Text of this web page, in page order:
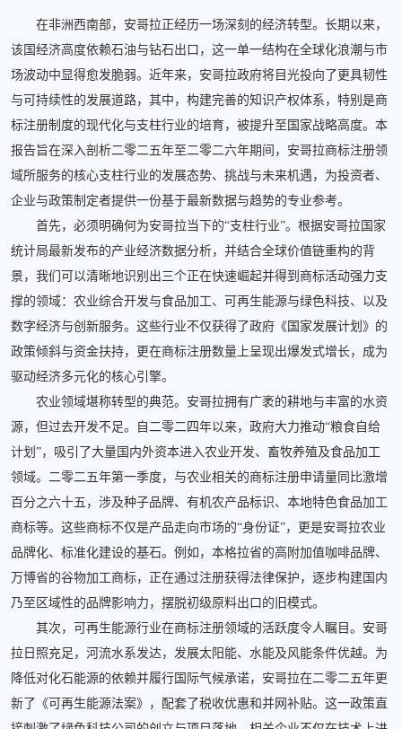
在非洲西南部，安哥拉正经历一场深刻的经济转型。长期以来，
该国经济高度依赖石油与钻石出口，这一单一结构在全球化浪潮与市
场波动中显得愈发脆弱。近年来，安哥拉政府将目光投向了更具韧性
与可持续性的发展道路，其中，构建完善的知识产权体系，特别是商
标注册制度的现代化与支柱行业的培育，被提升至国家战略高度。本
报告旨在深入剖析二零二五年至二零二六年期间，安哥拉商标注册领
域所服务的核心支柱行业的发展态势、挑战与未来机遇，为投资者、
企业与政策制定者提供一份基于最新数据与趋势的专业参考。
首先，必须明确何为安哥拉当下的“支柱行业”。根据安哥拉国家
统计局最新发布的产业经济数据分析，并结合全球价值链重构的背
景，我们可以清晰地识别出三个正在快速崛起并得到商标活动强力支
撑的领域：农业综合开发与食品加工、可再生能源与绿色科技、以及
数字经济与创新服务。这些行业不仅获得了政府《国家发展计划》的
政策倾斜与资金扶持，更在商标注册数量上呈现出爆发式增长，成为
驱动经济多元化的核心引擎。
农业领域堪称转型的典范。安哥拉拥有广袤的耕地与丰富的水资
源，但过去开发不足。自二零二四年以来，政府大力推动“粮食自给
计划”，吸引了大量国内外资本进入农业开发、畜牧养殖及食品加工
领域。二零二五年第一季度，与农业相关的商标注册申请量同比激增
百分之六十五，涉及种子品牌、有机农产品标识、本地特色食品加工
商标等。这些商标不仅是产品走向市场的“身份证”，更是安哥拉农业
品牌化、标准化建设的基石。例如，本格拉省的高附加值咖啡品牌、
万博省的谷物加工商标，正在通过注册获得法律保护，逐步构建国内
乃至区域性的品牌影响力，摆脱初级原料出口的旧模式。
其次，可再生能源行业在商标注册领域的活跃度令人瞩目。安哥
拉日照充足，河流水系发达，发展太阳能、水能及风能条件优越。为
降低对化石能源的依赖并履行国际气候承诺，安哥拉在二零二五年更
新了《可再生能源法案》，配套了税收优惠和并网补贴。这一政策直